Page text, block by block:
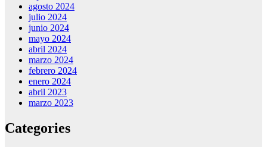
agosto 2024
julio 2024
junio 2024
mayo 2024
abril 2024
marzo 2024
febrero 2024
enero 2024
abril 2023
marzo 2023
Categories